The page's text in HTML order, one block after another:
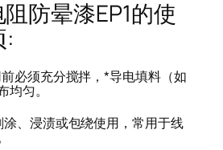
晕漆EP1的使
:
必须充分搅拌，*导电填料（如
匀。
、浸渍或包绕使用，常用于线